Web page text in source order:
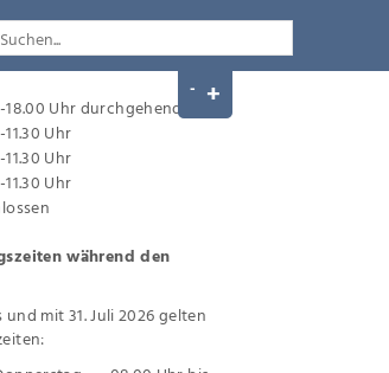
Uhr durchgehend
Uhr
Uhr
Uhr
während den
und mit 31. Juli 2026 gelten